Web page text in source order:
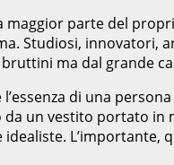
maggior parte del
Studiosi, innovatori,
ma dal grande
di una
un vestito portato in
L’importante,